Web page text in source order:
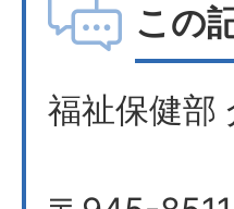
この
福祉保健部